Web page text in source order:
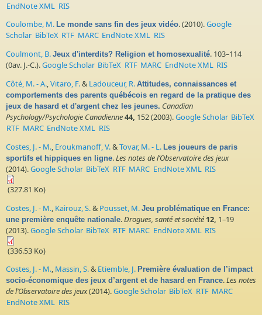
EndNote XML
RIS
Coulombe, M. Le monde sans fin des jeux vidéo. (2010).Google
Scholar BibTeX RTF MARC EndNote XML RIS
Coulmont, B. Jeux d'interdits? Religion et homosexualité. 103–114
(0av. J.-C.).Google Scholar BibTeX RTF MARC EndNote XML RIS
Côté, M. - A.,Vitaro, F.& Ladouceur, R. Attitudes, connaissances et
comportements des parents québécois en regard de la pratique des
jeux de hasard et d'argent chez les jeunes. Canadian
Psychology/Psychologie Canadienne44, 152 (2003).Google Scholar BibTeX
RTF MARC EndNote XML RIS
Costes, J. - M., Eroukmanoff, V.&Tovar, M. - L. Les joueurs de paris
sportifs et hippiques en ligne.Les notes de l’Observatoire des jeux
(2014).Google Scholar BibTeX RTF MARC EndNote XML RIS
(327.81 Ko)
Costes, J. - M. Kairouz, S.& Pousset, M. Jeu problématique en France:
une première enquête nationale.Drogues, santé et société 12, 1–19
(2013).Google Scholar BibTeX RTF MARC EndNote XML RIS
(336.53 Ko)
Costes, J. - M., Massin, S.& Etiemble, J. Première évaluation de l’impact
socio-économique des jeux d’argent et de hasard en France.Les notes
de l’Observatoire des jeux(2014).Google Scholar BibTeX RTF MARC
EndNote XML RIS